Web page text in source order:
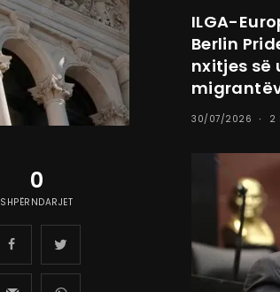
0
SHPËRNDARJET
ILGA-
Berlin
nxitjes së
30/07/2026 2